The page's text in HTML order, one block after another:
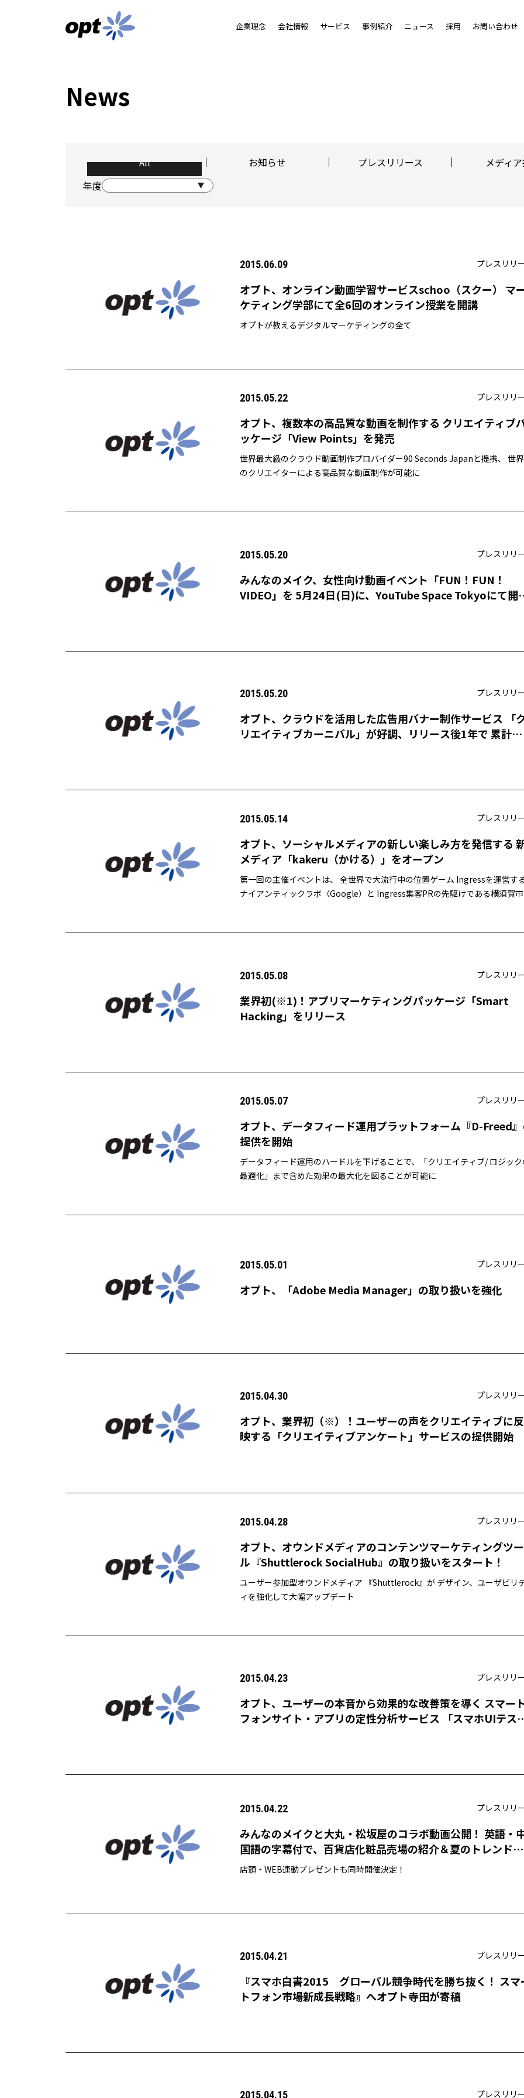
企業理念 会社情報 サービス 事例紹介 ニュース 採用 お問い合わせ
News
All お知らせ プレスリリース
メディ
年度
2015.06.09 プレスリリ
オプト、オンライン動画学習サービスschoo（スクー） マ
ケティング学部にて全6回のオンライン授業を開講
オプトが教えるデジタルマーケティングの全て
2015.05.22 プレスリリ
オプト、複数本の高品質な動画を制作する クリエイティブ
ッケージ「View Points」を発売
世界最大級のクラウド動画制作プロバイダー90 Seconds Japanと提携、 世
のクリエイターによる高品質な動画制作が可能に
2015.05.20 プレスリリ
みんなのメイク、女性向け動画イベント「FUN！FUN！
VIDEO」を 5月24日(日)に、YouTube Space Tokyoにて開
2015.05.20 プレスリリ
オプト、クラウドを活用した広告用バナー制作サービス 「
リエイティブカーニバル」が好調、リリース後1年で 累計
2015.05.14 プレスリリ
オプト、ソーシャルメディアの新しい楽しみ方を発信する
メディア「kakeru（かける）」をオープン
第一回の主催イベントは、 全世界で大流行中の位置ゲーム Ingressを運営す
ナイアンティックラボ（Google）と Ingress集客PRの先駆けである横須賀
2015.05.08 プレスリリ
業界初(※1)！アプリマーケティングパッケージ「Smart
Hacking」をリリース
2015.05.07 プレスリリ
オプト、データフィード運用プラットフォーム『D-Freed
提供を開始
データフィード運用のハードルを下げることで、「クリエイティブ/ ロジック
最適化」まで含めた効果の最大化を図ることが可能に
2015.05.01 プレスリリ
オプト、「Adobe Media Manager」の取り扱いを強化
2015.04.30 プレスリリ
オプト、業界初（※）！ユーザーの声をクリエイティブに反
映する「クリエイティブアンケート」サービスの提供開始
2015.04.28 プレスリリ
オプト、オウンドメディアのコンテンツマーケティングツー
ル『Shuttlerock SocialHub』の取り扱いをスタート！
ユーザー参加型オウンドメディア 『Shuttlerock』が デザイン、ユーザビリ
ィを強化して大幅アップデート
2015.04.23 プレスリリ
オプト、ユーザーの本音から効果的な改善策を導く スマー
フォンサイト・アプリの定性分析サービス 「スマホUIテス
2015.04.22 プレスリリ
みんなのメイクと大丸・松坂屋のコラボ動画公開！ 英語・
国語の字幕付で、百貨店化粧品売場の紹介＆夏のトレンドメ
イクを紹介。
店頭・WEB連動プレゼントも同時開催決定！
2015.04.21 プレスリリ
『スマホ白書2015 グローバル競争時代を勝ち抜く！ スマ
トフォン市場新成長戦略』へオプト寺田が寄稿
2015.04.15 プレスリリ